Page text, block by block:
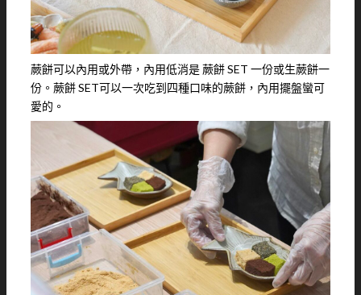
蕨餅可以內用或外帶，內用低消是 蕨餅 SET 一份或生蕨餅一
份。蕨餅 SET可以一次吃到四種口味的蕨餅，內用擺盤蠻可
愛的。